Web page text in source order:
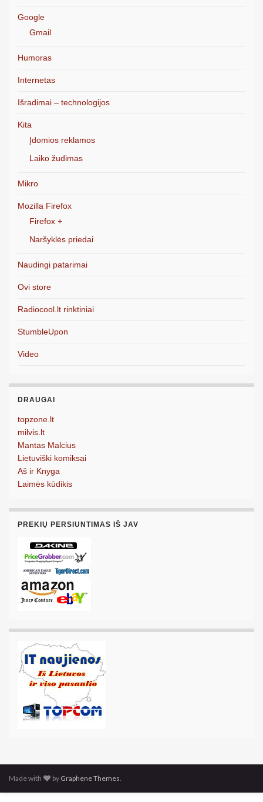
Google
Gmail
Humoras
Internetas
Išradimai – technologijos
Kita
Įdomios reklamos
Laiko žudimas
Mikro
Mozilla Firefox
Firefox +
Naršyklės priedai
Naudingi patarimai
Ovi store
Radiocool.lt rinktiniai
StumbleUpon
Video
DRAUGAI
topzone.lt
milvis.lt
Mantas Malcius
Lietuviški komiksai
Aš ir Knyga
Laimės kūdikis
PREKIŲ PERSIUNTIMAS IŠ JAV
Made with by Graphene Themes